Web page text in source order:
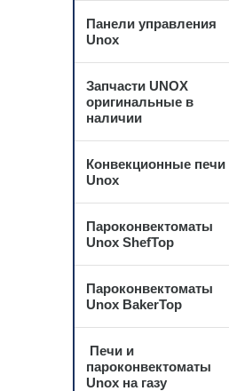
Панели управления
Unox
Запчасти UNOX
оригинальные в
наличии
Конвекционные печи
Unox
Пароконвектоматы
Unox ShefTop
Пароконвектоматы
Unox BakerTop
Печи и
пароконвектоматы
Unox на газу